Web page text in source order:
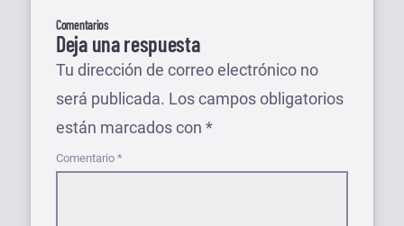
Comentarios
Deja una respuesta
Tu dirección de correo electrónico no
será publicada. Los campos obligatorios
están marcados con *
Comentario *